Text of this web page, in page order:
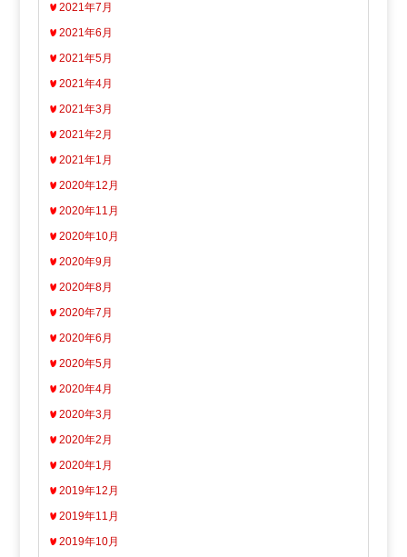
2021年7月
2021年6月
2021年5月
2021年4月
2021年3月
2021年2月
2021年1月
2020年12月
2020年11月
2020年10月
2020年9月
2020年8月
2020年7月
2020年6月
2020年5月
2020年4月
2020年3月
2020年2月
2020年1月
2019年12月
2019年11月
2019年10月